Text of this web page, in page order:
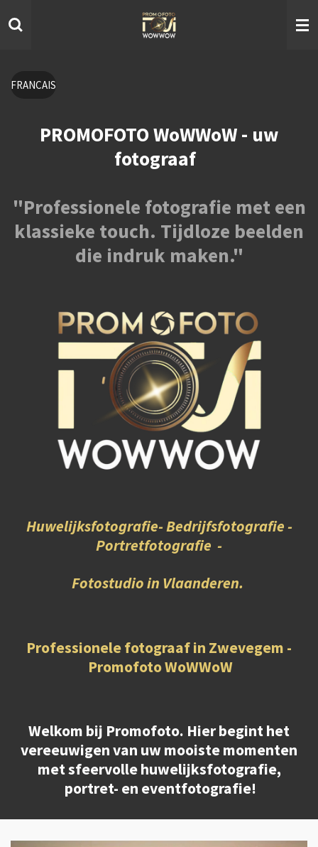
direct
FRANCAIS
PROMOFOTO WoWWoW - uw
fotograaf
"Professionele fotografie met een
klassieke touch. Tijdloze beelden
die indruk maken."
Huwelijksfotografie- Bedrijfsfotografie -
Portretfotografie -
Fotostudio in Vlaanderen.
Professionele fotograaf in Zwevegem -
Promofoto WoWWoW
Welkom bij Promofoto. Hier begint het
vereeuwigen van uw mooiste momenten
met sfeervolle huwelijksfotografie,
portret- en eventfotografie!